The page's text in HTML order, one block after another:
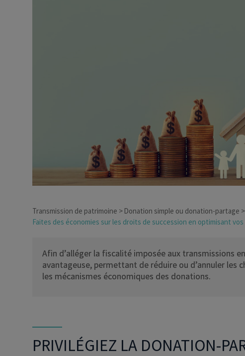
Transmission de patrimoine
Donation simple ou donation-partage
Faites des économies sur les droits de succession en optimisant
Afin d’alléger la fiscalité imposée aux transmissions
avantageuse, permettant de réduire ou d’annuler les
les mécanismes économiques des donations.
PRIVILÉGIEZ LA DONATION-